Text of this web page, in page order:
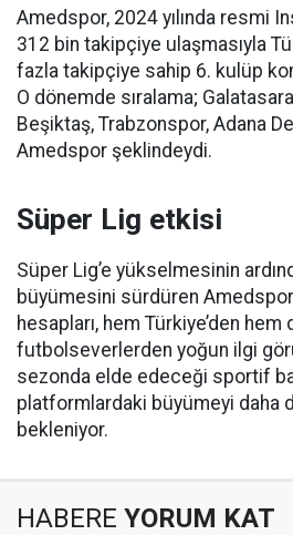
Amedspor, 2024 yılında resmi
312 bin takipçiye ulaşmasıyla
fazla takipçiye sahip 6. kulüp
O dönemde sıralama;
Beşiktaş, Trabzonspor, Adana
Amedspor şeklindeydi.
Süper Lig etkisi
Süper Lig’e yükselmesinin
büyümesini sürdüren
hesapları, hem Türkiye’den hem
futbolseverlerden yoğun ilgi
sezonda elde edeceği sportif
platformlardaki büyümeyi daha
bekleniyor.
HABERE YORUM KAT